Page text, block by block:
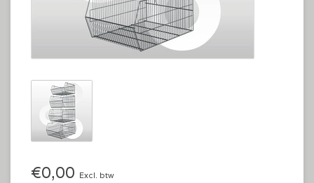
€0,00 Excl. btw